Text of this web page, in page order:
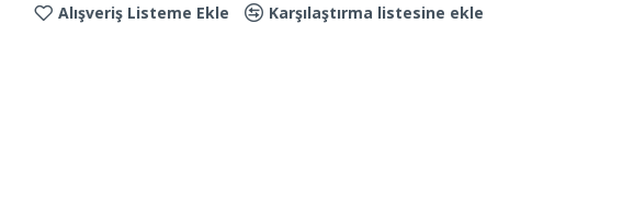
Alışveriş Listeme Ekle Karşılaştırma listesine ekle